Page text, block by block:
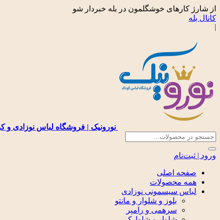
از شارژ کارهای خوشگلمون در بله خبردار شو
کانال بله
|
نورونیک | فروشگاه لباس نوزادی و
ورود | ثبت‌نام
صفحه اصلی
همه محصولات
لباس سیسمونی نوزادی
بلوز و شلوار و مانتو
سرهمی و رامپر